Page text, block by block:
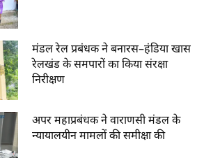
मंडल रेल प्रबंधक ने बनारस–हंडिया खास
रेलखंड के समपारों का किया संरक्षा
निरीक्षण
अपर महाप्रबंधक ने वाराणसी मंडल के
न्यायालयीन मामलों की समीक्षा की